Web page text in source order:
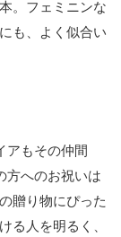
。フェミニンな
も、よく似合い
アもその仲間
方へのお祝いは
贈り物にぴった
る人を明るく、